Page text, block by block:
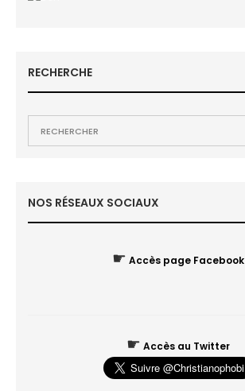
RECHERCHE
NOS RÉSEAUX SOCIAUX
☛ Accès page Facebook
☛ Accès au Twitter